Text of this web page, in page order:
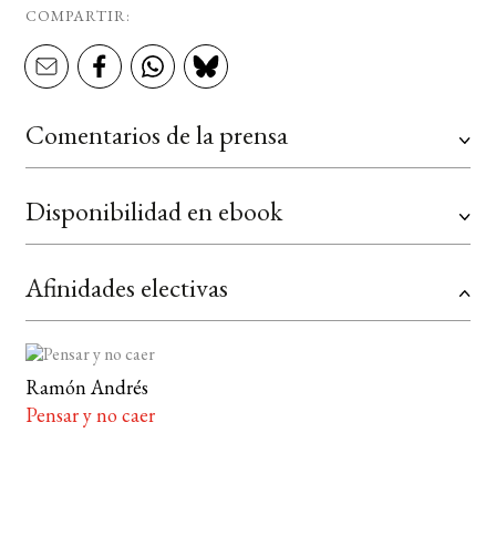
COMPARTIR:
Comentarios de la prensa
Disponibilidad en ebook
Afinidades electivas
Ramón Andrés
Pensar y no caer